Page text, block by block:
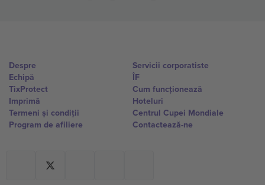
Despre
Echipă
TixProtect
Imprimă
Termeni și condiții
Program de afiliere
Servicii corporatiste
ÎF
Cum funcționează
Hoteluri
Centrul Cupei Mondiale
Contactează-ne